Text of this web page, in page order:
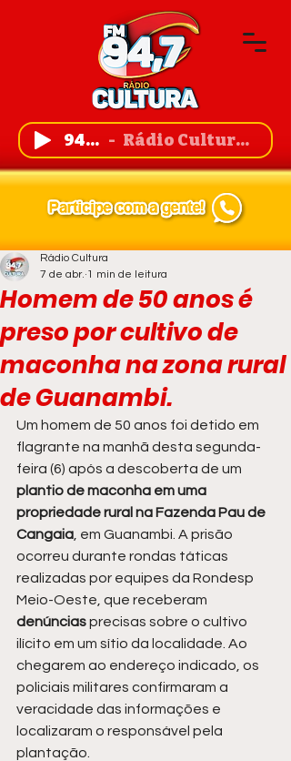
94,7 FM Rádio Cultura de Guanambi
Homem de 50 anos é
preso por cultivo de
maconha na zona rural
de Guanambi.
Rádio Cultura
7 de abr. 1 min de leitura
Um homem de 50 anos foi detido em
flagrante na manhã desta segunda-
feira (6) após a descoberta de um
plantio de maconha em uma
propriedade rural na Fazenda Pau de
Cangaia , em Guanambi. A prisão
ocorreu durante rondas táticas
realizadas por equipes da Rondesp
Meio-Oeste, que receberam
denúncias precisas sobre o cultivo
ilícito em um sítio da localidade. Ao
chegarem ao endereço indicado, os
policiais militares confirmaram a
veracidade das informações e
localizaram o responsável pela
plantação.